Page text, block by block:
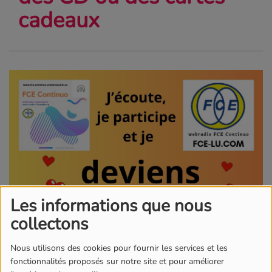
Les informations que nous
collectons
Nous utilisons des cookies pour fournir les services et les
fonctionnalités proposés sur notre site et pour améliorer
cadeaux